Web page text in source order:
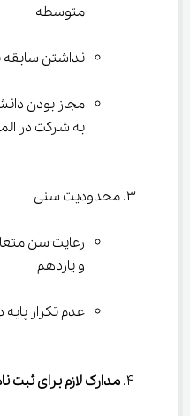
متوسطه
نداشتن
به شرکت در
محدودیت سنی
و یازدهم
عدم تکرار
مدارک لازم برای ثبت